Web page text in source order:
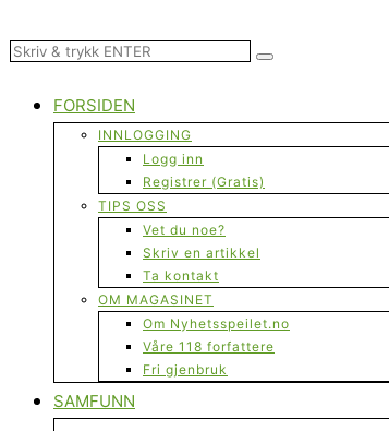
FORSIDEN
INNLOGGING
Logg inn
Registrer (Gratis)
TIPS OSS
Vet du noe?
Skriv en artikkel
Ta kontakt
OM MAGASINET
Om Nyhetsspeilet.no
Våre 118 forfattere
Fri gjenbruk
SAMFUNN